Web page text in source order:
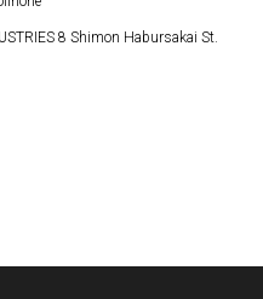
8 Shimon Habursakai St.